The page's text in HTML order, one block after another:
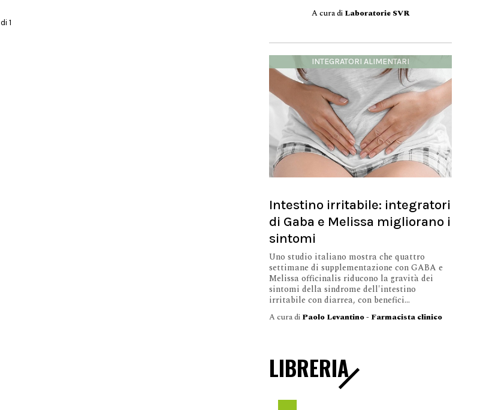
di 1
A cura di Laboratorie SVR
INTEGRATORI ALIMENTARI
Intestino irritabile: integratori
di Gaba e Melissa migliorano i
sintomi
Uno studio italiano mostra che quattro
settimane di supplementazione con GABA e
Melissa officinalis riducono la gravità dei
sintomi della sindrome dell'intestino
irritabile con diarrea, con benefici...
A cura di Paolo Levantino - Farmacista clinico
LIBRERIA